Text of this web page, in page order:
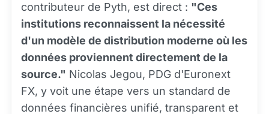
contributeur de Pyth, est direct : "Ces
institutions reconnaissent la nécessité
d'un modèle de distribution moderne où les
données proviennent directement de la
source." Nicolas Jegou, PDG d'Euronext
FX, y voit une étape vers un standard de
données financières unifié, transparent et